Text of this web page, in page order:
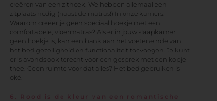
creëren van een zithoek. We hebben allemaal een
zitplaats nodig (naast de matras!) In onze kamers.
Waarom creëer je geen speciaal hoekje met een
comfortabele, vloermatras? Als er in jouw slaapkamer
geen hoekje is, kan een bank aan het voeteneinde van
het bed gezelligheid en functionaliteit toevoegen. Je kunt
er ’s avonds ook terecht voor een gesprek met een kopje
thee. Geen ruimte voor dat alles? Het bed gebruiken is
oké.
6. Rood is de kleur van een romantische